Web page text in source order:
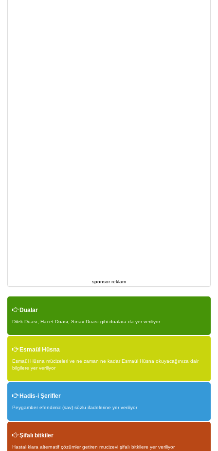
sponsor reklam
Dualar
Dilek Duası, Hacet Duası, Sınav Duası gibi dualara da yer veriliyor
Esmaül Hüsna
Esmaül Hüsna mücizeleri ve ne zaman ne kadar Esmaül Hüsna okuyacağınıza dair
bilgilere yer veriliyor
Hadis-i Şerifler
Peygamber efendimiz (sav) sözlü ifadelerine yer veriliyor
Şifalı bitkiler
Hastalıklara alternatif çözümler getiren mucizevi şifalı bitkilere yer veriliyor